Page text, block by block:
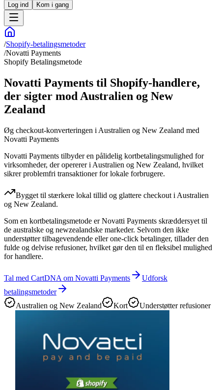
Log ind Kom i gang
/Shopify-betalingsmetoder
/Novatti Payments
Shopify Betalingsmetode
Novatti Payments til Shopify-handlere,
der sigter mod Australien og New
Zealand
Øg checkout-konverteringen i Australien og New Zealand med
Novatti Payments
Novatti Payments tilbyder en pålidelig kortbetalingsmulighed for
virksomheder, der opererer i Australien og New Zealand, hvilket
sikrer problemfri transaktioner for lokale forbrugere.
Bygget til stærkere lokal tillid og glattere checkout i Australien
og New Zealand.
Som en kortbetalingsmetode er Novatti Payments skræddersyet til
de australske og newzealandske markeder. Selvom den ikke
understøtter tilbagevendende eller one-click betalinger, tillader den
fulde og delvise refusioner, hvilket gør den til en fleksibel mulighed
for handlere.
Tal med CartDNA om Novatti Payments
Udforsk
betalingsmetoder
Australien og New Zealand
Kort Understøtter refusioner